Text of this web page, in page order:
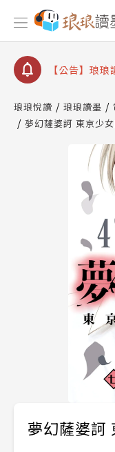
【公告】因
停部分閱讀服
【公告】琅琅
【公告】琅
請圖文教學
【公告】琅琅
查詢
【公告】因
停部分閱讀服
琅琅悅讀 琅琅讀墨
夢幻薩婆訶 東京少
夢幻薩婆訶